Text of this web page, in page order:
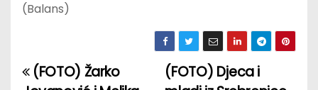
(Balans)
P
(FOTO) Djeca i
(FOTO) Žarko